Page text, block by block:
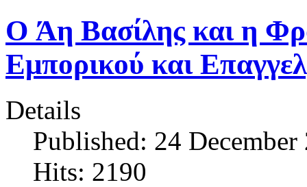
O Άη Βασίλης και η
Εμπορικού και
Details
Published: 24 December
Hits: 2190